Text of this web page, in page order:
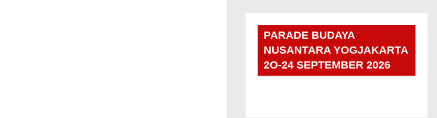
PARADE BUDAYA
NUSANTARA YOGJAKARTA
2O-24 SEPTEMBER 2026